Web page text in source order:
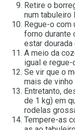
Retire o
num tabuleiro
Regue-o
forno durante
estar dourada
A meio da
igual e regue-
Se vir que o
mais de vinho
Entretanto,
de 1 kg) em
rodelas
Tempere-as